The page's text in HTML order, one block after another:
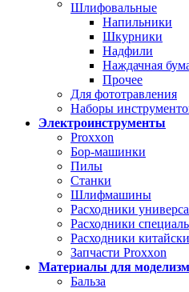
Шлифовальные
Напильники
Шкурники
Надфили
Наждачная
Прочее
Для фототравления
Наборы
Электроинструменты
Proxxon
Бор-машинки
Пилы
Станки
Шлифмашины
Расходники
Расходники
Расходники
Запчасти Proxxon
Материалы для
Бальза